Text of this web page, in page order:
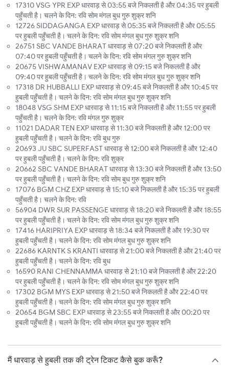
17310 VSG YPR EXP धारवाड़ से 03:55 बजे निकलती है और 04:35 पर हुबली
पहुँचती है। चलने के दिन: रवि सोम मंगल बुध गुरु शुक्र शनि
12726 SIDDAGANGA EXP धारवाड़ से 05:35 बजे निकलती है और 05:55
पर हुबली पहुँचती है। चलने के दिन: रवि सोम मंगल बुध गुरु शुक्र शनि
26751 SBC VANDE BHARAT धारवाड़ से 07:20 बजे निकलती है और
07:40 पर हुबली पहुँचती है। चलने के दिन: रवि सोम मंगल गुरु शुक्र शनि
20675 VISHWAMANAV EXP धारवाड़ से 09:15 बजे निकलती है और
09:40 पर हुबली पहुँचती है। चलने के दिन: रवि सोम मंगल बुध गुरु शुक्र शनि
17318 DR HUBBALLI EXP धारवाड़ से 09:45 बजे निकलती है और 10:45 पर
हुबली पहुँचती है। चलने के दिन: रवि सोम मंगल बुध गुरु शुक्र शनि
18048 VSG SHM EXP धारवाड़ से 11:15 बजे निकलती है और 11:55 पर हुबली
पहुँचती है। चलने के दिन: रवि मंगल गुरु शुक्र
11021 DADAR TEN EXP धारवाड़ से 11:30 बजे निकलती है और 12:00 पर
हुबली पहुँचती है। चलने के दिन: रवि बुध गुरु
20693 JU SBC SUPERFAST धारवाड़ से 12:00 बजे निकलती है और 12:40
पर हुबली पहुँचती है। चलने के दिन: रवि शुक्र
20662 SBC VANDE BHARAT धारवाड़ से 13:30 बजे निकलती है और 13:50
पर हुबली पहुँचती है। चलने के दिन: रवि सोम बुध गुरु शुक्र शनि
17076 BGM CHZ EXP धारवाड़ से 15:10 बजे निकलती है और 15:35 पर हुबली
पहुँचती है। चलने के दिन: रवि
56904 DWR SUR PASSENGE धारवाड़ से 18:20 बजे निकलती है और 18:55
पर हुबली पहुँचती है। चलने के दिन: रवि सोम मंगल बुध गुरु शुक्र शनि
17416 HARIPRIYA EXP धारवाड़ से 18:34 बजे निकलती है और 19:30 पर
हुबली पहुँचती है। चलने के दिन: रवि सोम मंगल बुध गुरु शुक्र शनि
22686 KARNTK S KRANTI धारवाड़ से 21:00 बजे निकलती है और 21:40 पर
हुबली पहुँचती है। चलने के दिन: रवि बुध
16590 RANI CHENNAMMA धारवाड़ से 21:10 बजे निकलती है और 22:20
पर हुबली पहुँचती है। चलने के दिन: रवि सोम मंगल बुध गुरु शुक्र शनि
17302 BGM MYS EXP धारवाड़ से 21:50 बजे निकलती है और 22:40 पर
हुबली पहुँचती है। चलने के दिन: रवि सोम मंगल बुध गुरु शुक्र शनि
20654 BGM SBC EXP धारवाड़ से 23:55 बजे निकलती है और 00:20 पर
हुबली पहुँचती है। चलने के दिन: रवि सोम मंगल बुध गुरु शुक्र शनि
मैं धारवाड़ से हुबली तक की ट्रेन टिकट कैसे बुक करूँ?